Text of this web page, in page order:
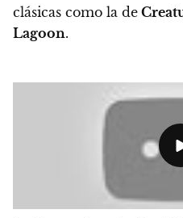
clásicas como la de
Lagoon.